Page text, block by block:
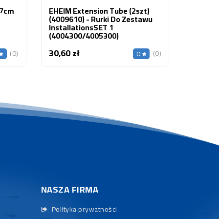
(0)
EHEIM Extension Tube (2szt)
(4009610) - Rurki Do Zestawu
InstallationsSET 1
(4004300/4005300)
30,60 złCena 0 (0)
NASZA FIRMA
Polityka prywatności